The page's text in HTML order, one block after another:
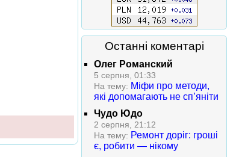
Останні коментарі
Олег Романский
5 серпня, 01:33
На тему: Міфи про методи,
які допомагають не сп’яніти
Чудо Юдо
2 серпня, 21:12
На тему: Ремонт доріг: гроші
є, робити — нікому